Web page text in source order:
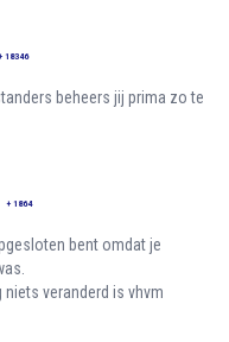
18346
beheers jij prima zo te
+ 1864
bent omdat je
veranderd is vhvm